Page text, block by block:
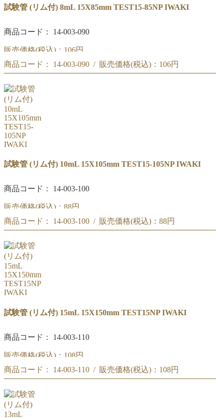
試験管 (リム付) 8mL 15X85mm TEST15-85NP IWAKI
商品コード： 14-003-090
販売価格(税込)： 106円
IWAKI 試験管 8mL (リム付) 15X85mm TEST15-85NP
商品コード： 14-003-090 / 販売価格(税込)： 106円
IWAKI 試験管 8mL (リム付) 15X85mm TEST15-85NP
試験管 (リム付) 10mL 15X105mm TEST15-105NP IWAKI
商品コード： 14-003-100
販売価格(税込)： 88円
IWAKI 試験管 10mL (リム付) 15X105mm TEST15-105NP
商品コード： 14-003-100 / 販売価格(税込)： 88円
IWAKI 試験管 10mL (リム付) 15X105mm TEST15-105NP
試験管 (リム付) 15mL 15X150mm TEST15NP IWAKI
商品コード： 14-003-110
販売価格(税込)： 108円
IWAKI 試験管 15mL (リム付) 15X150mm TEST15NP
商品コード： 14-003-110 / 販売価格(税込)： 108円
IWAKI 試験管 15mL (リム付) 15X150mm TEST15NP